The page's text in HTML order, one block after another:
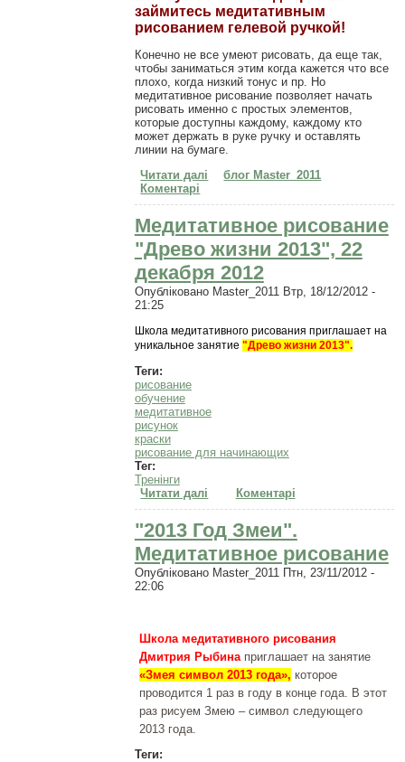
займитесь медитативным
рисованием гелевой ручкой!
Конечно не все умеют рисовать, да еще так,
чтобы заниматься этим когда кажется что все
плохо, когда низкий тонус и пр. Но
медитативное рисование позволяет начать
рисовать именно с простых элементов,
которые доступны каждому, каждому кто
может держать в руке ручку и оставлять
линии на бумаге.
Читати далі про Если у Вас зимняя
медитативным рисованием!
блог Master_2011
Коментарі
Медитативное рисование
"Древо жизни 2013", 22
декабря 2012
Опубліковано Master_2011Втр, 18/12/2012 -
21:25
Школа медитативного рисования приглашает на
уникальное занятие "Древо жизни 2013".
Теги:
рисование
обучение
медитативное
рисунок
краски
рисование для начинающих
Тег:
Тренінги
Читати далі про Медитативное рисование
"Древо жизни 2013", 22 декабря
Коментарі
"2013 Год Змеи".
Медитативное рисование
Опубліковано Master_2011Птн, 23/11/2012 -
22:06
Школа медитативного рисования
Дмитрия Рыбинаприглашает на занятие
«Змея символ 2013 года», которое
проводится 1 раз в году в конце года. В этот
раз рисуем Змею – символ следующего
2013 года.
Теги: